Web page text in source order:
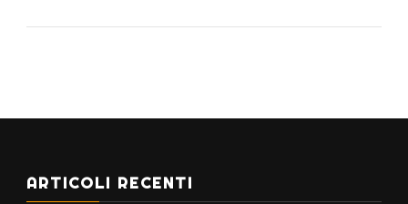
ARTICOLI RECENTI